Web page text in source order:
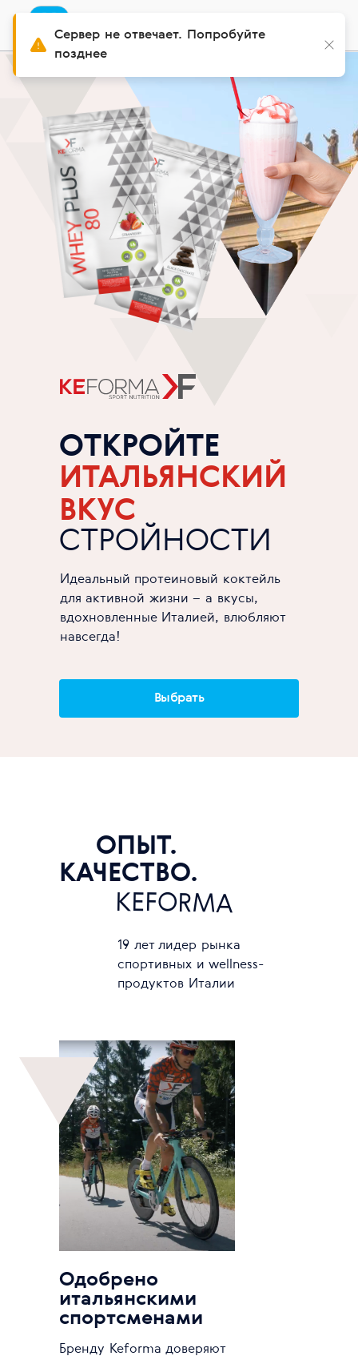
Buy Siberian
Идеальный протеиновый коктейль
для активной жизни – а вкусы,
вдохновленные Италией, влюбляют
навсегда!
ИТАЛЬЯНСКИЙ
ВКУС
ОТКРОЙТЕ
СТРОЙНОСТИ
Выбрать
КАЧЕСТВО.
ОПЫТ.
KEFORMA
Одобрено
итальянскими
спортсменами
Бренду Keforma доверяют
19 лет лидер рынка
спортивных и wellness-
продуктов Италии
Сервер не отвечает. Попробуйте
позднее